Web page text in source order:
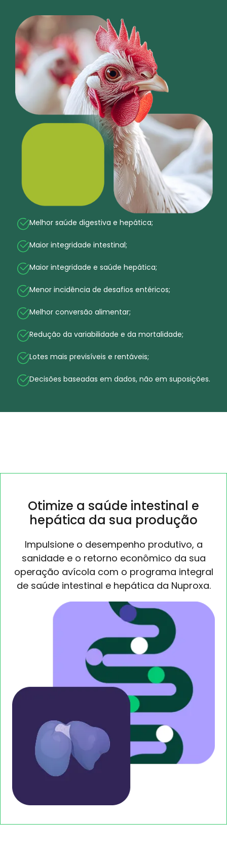
Melhor saúde digestiva e hepática;
Maior integridade intestinal;
Maior integridade e saúde hepática;
Menor incidência de desafios entéricos;
Melhor conversão alimentar;
Redução da variabilidade e da mortalidade;
Lotes mais previsíveis e rentáveis;
Decisões baseadas em dados, não em suposições.
Otimize a saúde intestinal e
hepática da sua produção
Impulsione o desempenho produtivo, a
sanidade e o retorno econômico da sua
operação avícola com o programa integral
de saúde intestinal e hepática da Nuproxa.